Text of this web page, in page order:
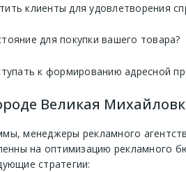
клиенты для удовлетворения
для покупки вашего товара?
к формированию адресной
Великая
менеджеры рекламного
на оптимизацию
стратегии: